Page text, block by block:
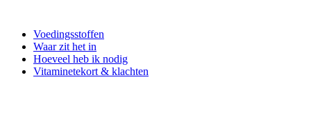
Voedingsstoffen
Waar zit het in
Hoeveel heb ik nodig
Vitaminetekort & klachten